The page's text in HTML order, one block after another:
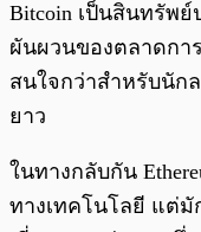
Bitcoin เป็นสินทรัพ
ผันผวนของตลาดกา
สนใจกว่าสำหรับนัก
ยาว
ในทางกลับกัน
ทางเทคโนโลยี แต่